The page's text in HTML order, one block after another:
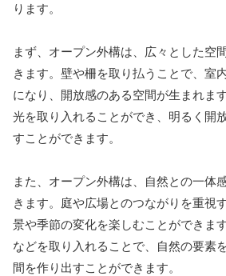
ります。
まず、オープン外構は、広々とした空
きます。壁や柵を取り払うことで、室
になり、開放感のある空間が生まれま
光を取り入れることができ、明るく開
すことができます。
また、オープン外構は、自然との一体
きます。庭や広場とのつながりを重視
景や季節の変化を楽しむことができま
などを取り入れることで、自然の要素
間を作り出すことができます。